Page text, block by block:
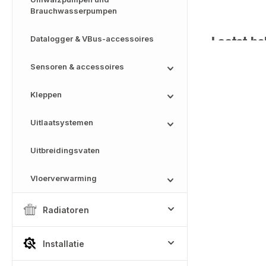
Brauchwasserpumpen
Datalogger & VBus-accessoires
Sensoren & accessoires
Kleppen
Uitlaatsystemen
Uitbreidingsvaten
Vloerverwarming
Radiatoren
Installatie
Laatst